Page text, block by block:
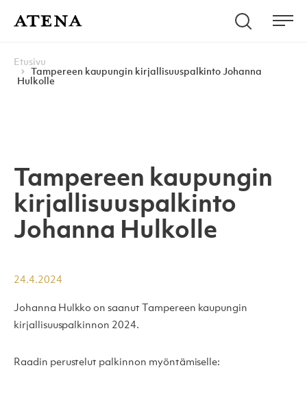
Atena Kustannus Hae
Navigoi
Etusivu
Tampereen kaupungin kirjallisuuspalkinto Johanna
Hulkolle
Tampereen kaupungin
kirjallisuuspalkinto
Johanna Hulkolle
24.4.2024
Johanna Hulkko on saanut Tampereen kaupungin
kirjallisuuspalkinnon 2024.
Raadin perustelut palkinnon myöntämiselle: